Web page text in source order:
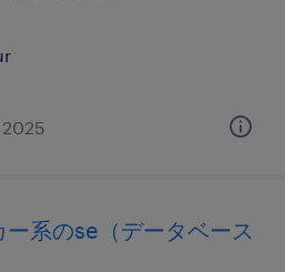
系のse（データベース